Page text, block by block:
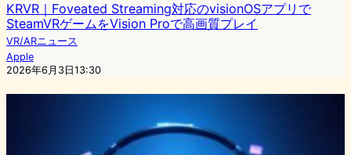
KRVR｜Foveated Streaming対応のvisionOSアプリで
SteamVRゲームをVision Proで高画質プレイ
VR/ARニュース
Apple
2026年6月3日13:30